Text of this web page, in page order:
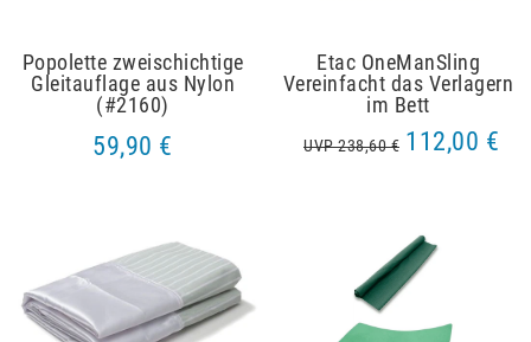
Popolette zweischichtige
Gleitauflage aus Nylon
(#2160)
59,90 €
Etac OneManSling
Vereinfacht das Verlagern
im Bett
UVP 238,60 € 112,00 €